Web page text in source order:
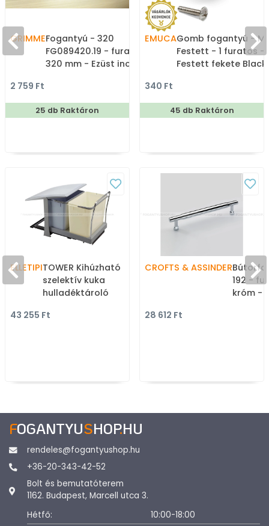
GRIMMEFogantyú - 320
FG089420.19 - furattáv
320 mm - Ezüst inox
Márvány - Egy méretben
gyártott fém
bútorfogantyú
2 759 Ft
25 db Raktáron
EMUCAGomb fogantyú -
Festett - 1 furatos -
Festett fekete
gombfogantyú,
bútorgomb
340 Ft
45 db Raktáron
ELLETIPITOWER Kihúzható
szelektív kuka
hulladéktároló
rekeszes 2x18 liter -
43 255 Ft
CROFTS & ASSINDER
192 -
króm -
28 612 Ft
FOGANTYUSHOP.HU
rendeles@fogantyushop.hu
+36-20-343-42-52
Bolt és bemutatóterem
1162. Budapest, Marcell utca 3.
Hétfő:
10:00-18:00